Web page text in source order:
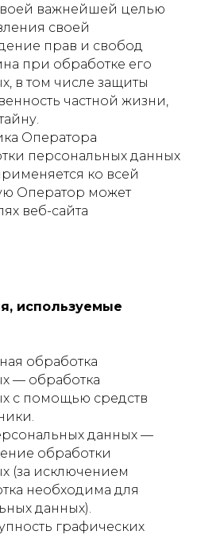
важнейшей целью
своей
прав и свобод
при обработке его
в том числе защиты
частной жизни,
Оператора
персональных данных
ко всей
Оператор может
веб-сайта
используемые
обработка
— обработка
с помощью средств
данных —
обработки
(за исключением
необходима для
данных).
графических